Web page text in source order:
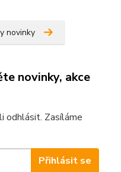
novinky
novinky, akce
odhlásit. Zasíláme
Přihlásit se